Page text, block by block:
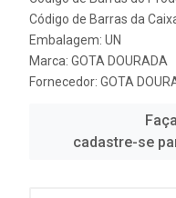
Código de Barras da
Embalagem: UN
Marca: GOTA DOURADA
Fornecedor: GOTA
cadastre-se